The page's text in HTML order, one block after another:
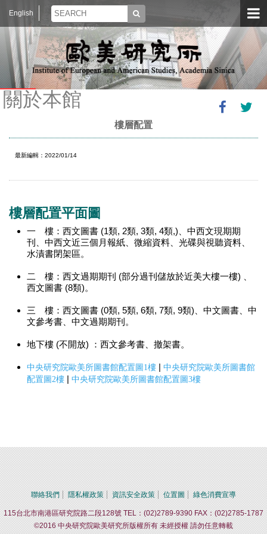
English
關於本館
樓層配置
最新編輯：2022/01/14
樓層配置平面圖
一 樓：西文圖書 (1類, 2類, 3類, 4類,)、中西文現期期
刊、中西文近三個月報紙、微縮資料、光碟與視聽資料、
水漬書閉架區。
二 樓：西文過期期刊 (部分過刊儲放於近美大樓一樓) 、
西文圖書 (8類)。
三 樓：西文圖書 (0類, 5類, 6類, 7類, 9類)、中文圖書、中
文參考書、中文過期期刊。
地下樓 (不開放) ：西文參考書、撤架書。
中央研究院歐美所圖書館配置圖1樓 | 中央研究院歐美所圖書館
配置圖2樓 | 中央研究院歐美所圖書館配置圖3樓
聯絡我們 隱私權政策 資訊安全政策 位置圖 綠色消費宣導
115台北市南港區研究院路二段128號 TEL：(02)2789-9390 FAX：(02)2785-1787
©2016 中央研究院歐美研究所版權所有 未經授權 請勿任意轉載